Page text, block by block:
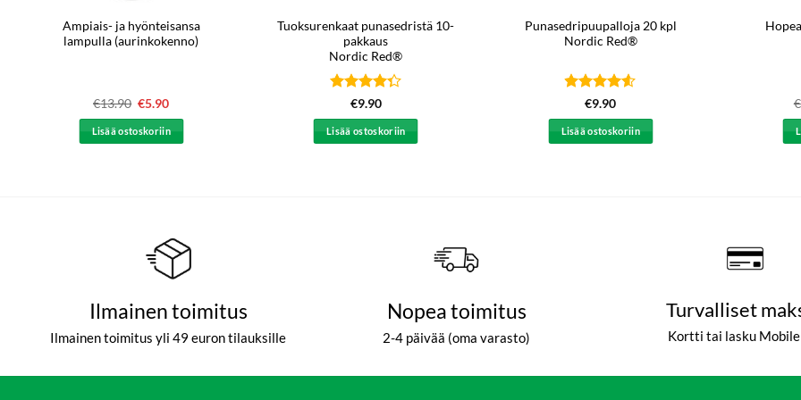
Ampiais- ja hyönteisansa
lampulla (aurinkokenno)
€13.90 Alkuperäinen
oli:
€13.90.
€5.90
on:
€5.90.
Lisää ostoskoriin
Tuoksurenkaat punasedristä 10-
pakkaus
Nordic Red®
Arvostelu
tuotteesta:
4.33/ 5
€9.90
Lisää ostoskoriin
Punasedripuupalloja 20 kpl
Nordic Red®
Arvostelu
tuotteesta:
4.5/ 5
€9.90
Lisää ostoskoriin
€
Ilmainen toimitus
Ilmainen toimitus yli 49 euron tilauksille
Nopea toimitus
2-4 päivää (oma varasto)
Turvalliset
Kortti tai lasku